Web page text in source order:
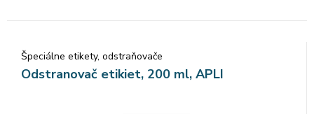
Špeciálne etikety, odstraňovače
Odstranovač etikiet, 200 ml, APLI